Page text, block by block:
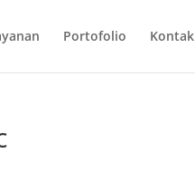
Portofolio Kontak